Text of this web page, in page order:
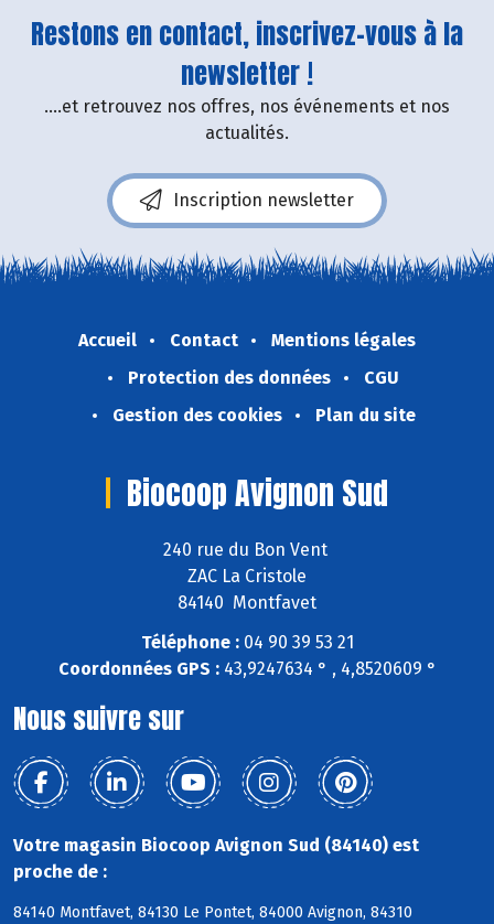
Restons en contact, inscrivez-vous à la
newsletter !
....et retrouvez nos offres, nos événements et nos
actualités.
Inscription newsletter
Accueil Contact
Mentions légales
Protection des données
CGU
Gestion des cookies
Plan du site
Biocoop Avignon Sud
240 rue du Bon Vent
ZAC La Cristole
84140 Montfavet
Téléphone :04 90 39 53 21
Coordonnées GPS :43,9247634 ° , 4,8520609 °
Nous suivre sur
Votre magasin Biocoop Avignon Sud (84140) est
proche de :
84140 Montfavet, 84130 Le Pontet, 84000 Avignon, 84310